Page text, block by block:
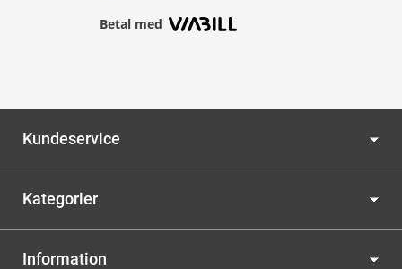
Betal med
Kundeservice
Kategorier
Information